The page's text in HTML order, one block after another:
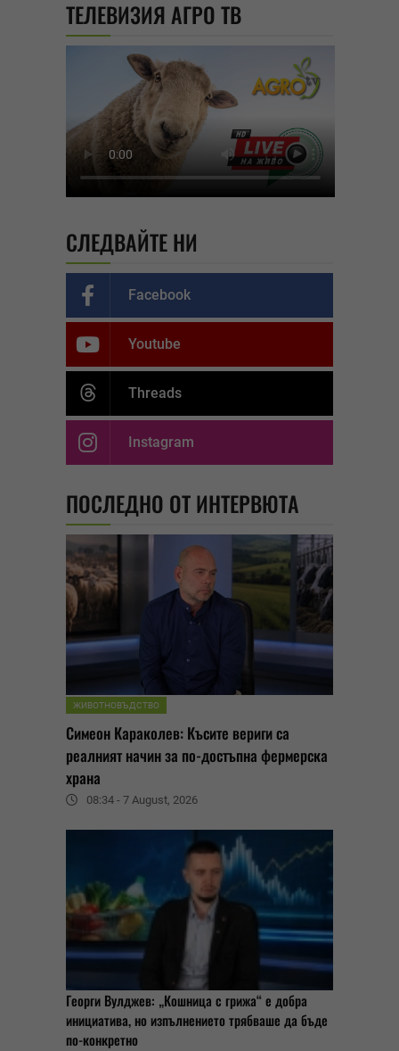
ТЕЛЕВИЗИЯ АГРО ТВ
СЛЕДВАЙТЕ НИ
Facebook
Youtube
Threads
Instagram
ПОСЛЕДНО ОТ ИНТЕРВЮТА
ЖИВОТНОВЪДСТВО
Симеон Караколев: Късите вериги са
реалният начин за по-достъпна фермерска
храна
08:34 - 7 August, 2026
Георги Вулджев: „Кошница с грижа“ е добра
инициатива, но изпълнението трябваше да бъде
по-конкретно